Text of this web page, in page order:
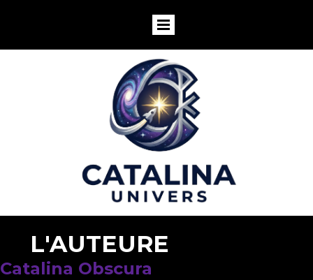
L'AUTEURE
Catalina Obscura